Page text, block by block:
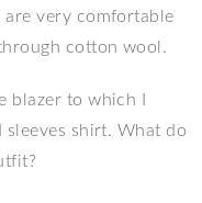
are very comfortable
cotton wool.
blazer to which I
shirt. What do